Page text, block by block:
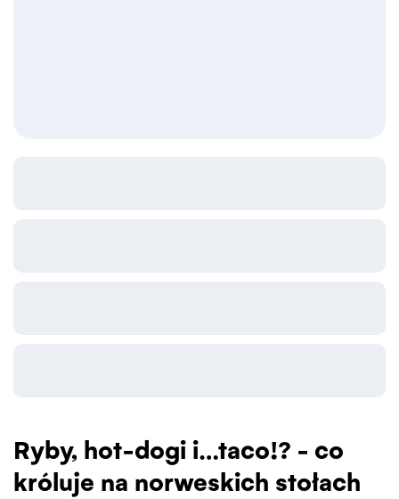
Ryby, hot-dogi i…taco!? - co
króluje na norweskich stołach